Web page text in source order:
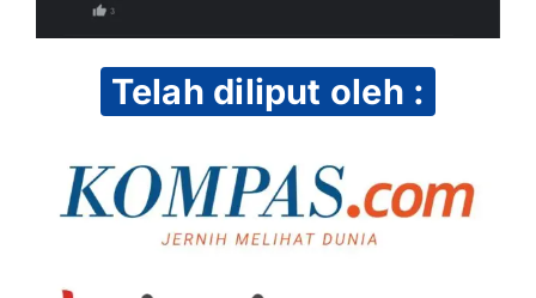
Telah diliput oleh :